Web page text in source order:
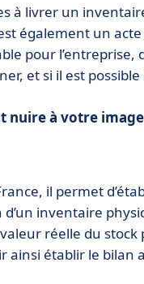
à livrer un
également un
pour
et si il est
nuire à votre
il permet
inventaire
réelle du
ainsi établir le bilan